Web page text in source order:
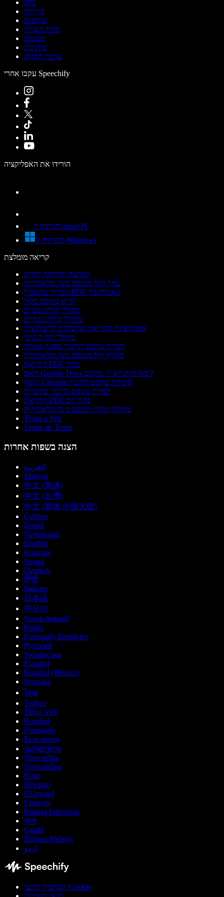
בלוג
קריירה
שותפים
מרכז העזרה
סטטוס
עיתונות
ערכת המותג
עקבו אחרי Speechify
הורידו את האפליקציה
להורדה ל-macOS
להורדה ל-Windows
קריאה מומלצת
הכתבה והקלדה קולית
עוזר קולי מבוסס בינה מלאכותית
המרת טקסט ל-PDF באנדרואיד
קורא טקסט בקול
מחולל קולות נשיים
מחולל קולות גבריים
אפליקציות הקריאה המובילות לדיסלקציה
מחולל קול רובוטי
המרת טקסט לדיבור בסגנון אנימה
מחליף קול מבוסס בינה מלאכותית
הקראת PDF בקול
האם Google Docs יכול להקריא לי טקסט?
תוסף Chrome להמרת טקסט לדיבור
המרת טקסט לדיבור בהינדית
הקראת PDF בקול רם
מחולל קולות מבוסס בינה מלאכותית
Texto a Voz
Leitor de Texto
הצגה בשפות אחרות
العربية
Magyar
中文 (简体)
中文 (台灣)
中文 (简体 中国大陆)
Čeština
Dansk
Nederlands
English
Français
Suomi
Deutsch
हिन्दी
Italiano
日本語
한국어
Norsk bokmål
Polski
Português Brasileiro
Русский
Українська
Español
Español (México)
Svenska
ไทย
Türkçe
Tiếng Việt
Română
Português
Български
ქართული
Slovenčina
Slovenščina
Eesti
Hrvatski
Ελληνικά
Lietuvių
Bahasa Indonesia
বাংলা
Català
Bahasa Melayu
اردو
העדפות קובצי Cookie